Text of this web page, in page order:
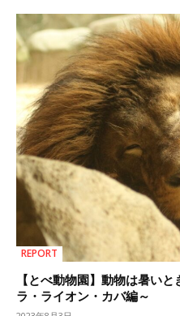
REPORT
【とべ動物園】動物は暑い
ラ・ライオン・カバ編～